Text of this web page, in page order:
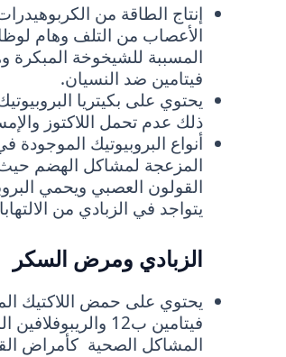
إنتاج الطاقة من
الأعصاب من التلف وهام
المسببة للشيخوخة المبكرة
فيتامين ضد النسيان.
يحتوي على بكيتريا
ذلك عدم تحمل اللاكتوز
المزعجة لمشاكل الهضم حيث
القولون العصبي ويحمي
يتواجد في الزبادي من
الزبادي ومرض السكر
يحتوي على حمض اللاكتيك
فيتامين ب12
المشاكل الصحية كأمراض